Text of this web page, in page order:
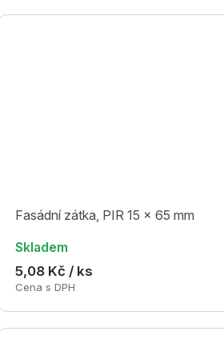
Fasádní zátka, PIR 15 x 65 mm
Skladem
5,08 Kč / ks
Cena s DPH